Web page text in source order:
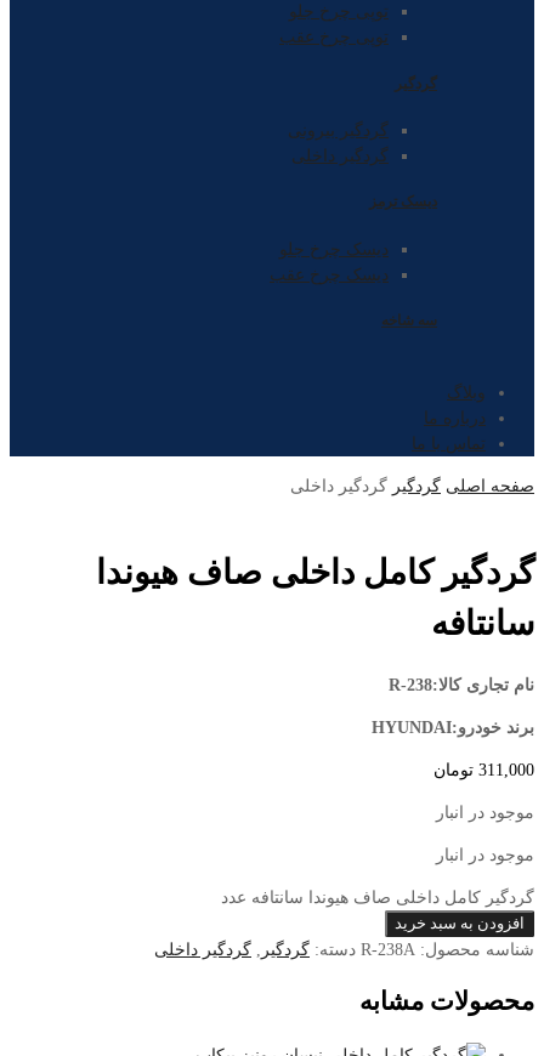
توپی چرخ جلو
توپی چرخ عقب
گردگیر
گردگیر بیرونی
گردگیر داخلی
دیسک ترمز
دیسک چرخ جلو
دیسک چرخ عقب
سه شاخه
وبلاگ
درباره ما
تماس با ما
صفحه اصلی گردگیر گردگیر داخلی
گردگیر کامل داخلی صاف هیوندا
سانتافه
نام تجاری کالا:R-238
برند خودرو:HYUNDAI
311,000 تومان
موجود در انبار
موجود در انبار
گردگیر کامل داخلی صاف هیوندا سانتافه عدد
افزودن به سبد خرید
شناسه محصول: R-238A دسته: گردگیر گردگیر داخلی
محصولات مشابه